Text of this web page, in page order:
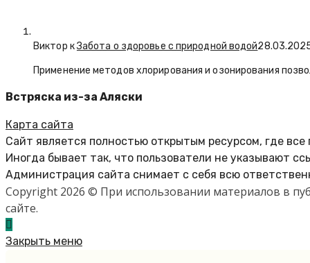
Виктор кЗабота о здоровье с природной водой
Применение методов хлорирования и озонирования
Встряска из-за Аляски
Карта сайта
Сайт является полностью открытым ресурсом, где
Иногда бывает так, что пользователи не указывают
Администрация сайта снимает с себя всю
Copyright 2026 © При использовании материалов в
сайте.
Закрыть меню